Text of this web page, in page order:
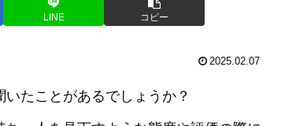
LINE コピー
2025.02.07
いたことがあるでしょうか？